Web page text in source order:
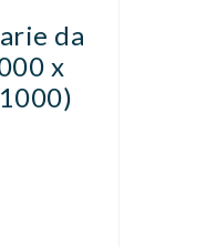
da
x